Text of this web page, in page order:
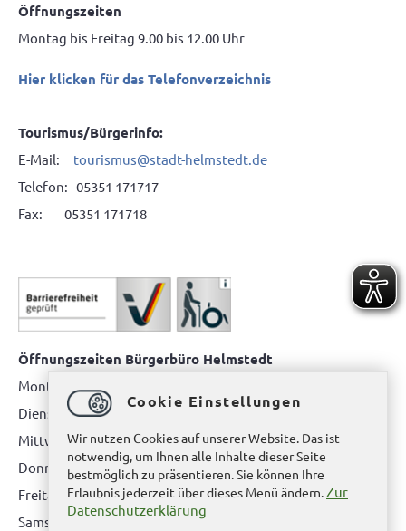
Öffnungszeiten
Montag bis Freitag 9.00 bis 12.00 Uhr
Hier klicken für das Telefonverzeichnis
Tourismus/Bürgerinfo:
E-Mail: tourismus@stadt-helmstedt.de
Telefon: 05351 171717
Fax: 05351 171718
Öffnungszeiten Bürgerbüro Helmstedt
Montag: 08.00 bis 12.00 Uhr
Dienstag: 08.00 bis 12.00 Uhr & 15.00 Uhr bis 17.00 Uhr
Mittwoch: nur nach Terminvereinbarung
Donnerstag: 08.00 bis 12.00 Uhr & 14.00 Uhr bis 16.00 Uhr
Freitag: nur nach Terminvereinbarung
Samstag:bitte hier klicken
Cookie Einstellungen
Wir nutzen Cookies auf unserer Website. Das ist
notwendig, um Ihnen alle Inhalte dieser Seite
bestmöglich zu präsentieren. Sie können Ihre
Erlaubnis jederzeit über dieses Menü ändern.Zur
Datenschutzerklärung